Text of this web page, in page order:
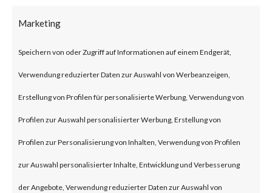
Marketing
Speichern von oder Zugriff auf Informationen auf einem Endgerät,
Verwendung reduzierter Daten zur Auswahl von Werbeanzeigen,
Erstellung von Profilen für personalisierte Werbung, Verwendung von
Profilen zur Auswahl personalisierter Werbung, Erstellung von
Profilen zur Personalisierung von Inhalten, Verwendung von Profilen
zur Auswahl personalisierter Inhalte, Entwicklung und Verbesserung
der Angebote, Verwendung reduzierter Daten zur Auswahl von
the same filename. Opening
Why is this Significant?
This is significant because
WinRAR is widely used and CVE-